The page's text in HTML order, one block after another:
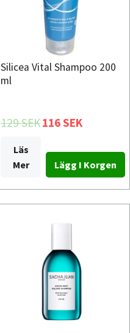
Silicea Vital Shampoo 200
ml
129 SEK116 SEK
Läs
Mer